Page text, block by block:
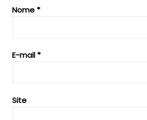
Nome *
E-mail *
Site